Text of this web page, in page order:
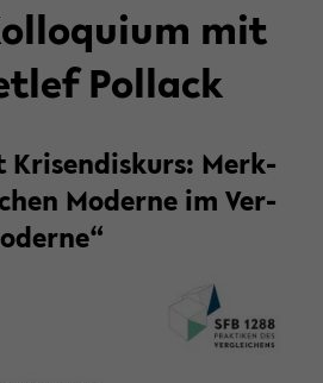
mit
Pol­lack
Kri­sen­dis­kurs: Merk­
Mo­der­ne im Ver­